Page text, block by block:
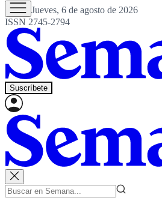
Jueves, 6 de agosto de 2026
ISSN 2745-2794
Suscríbete